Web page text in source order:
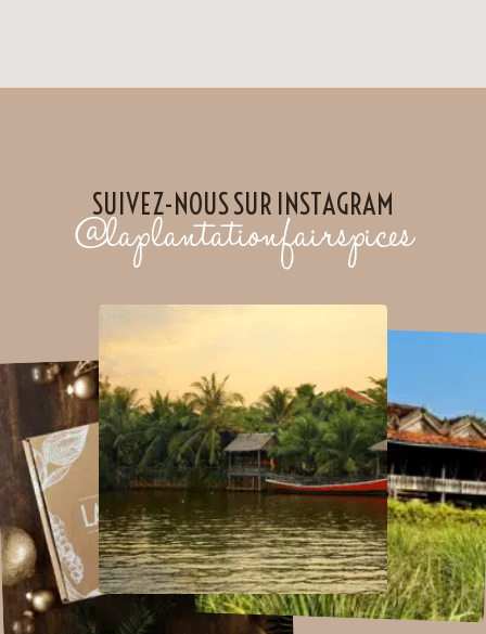
SUIVEZ-NOUS SUR INSTAGRAM
@laplantationfairspices